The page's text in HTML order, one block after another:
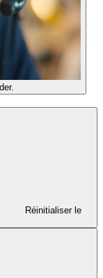
Réinitialiser le